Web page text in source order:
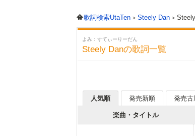
歌詞検索UtaTen Steely Dan
よみ：すてぃーりーだん
Steely Danの歌詞一覧
人気順 発売新順 発売古
楽曲・タイトル